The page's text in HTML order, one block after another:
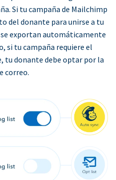
Si tu campaña de Mailchimp
del donante para unirse a tu
exportan automáticamente
si tu campaña requiere el
tu donante debe optar por la
correo.